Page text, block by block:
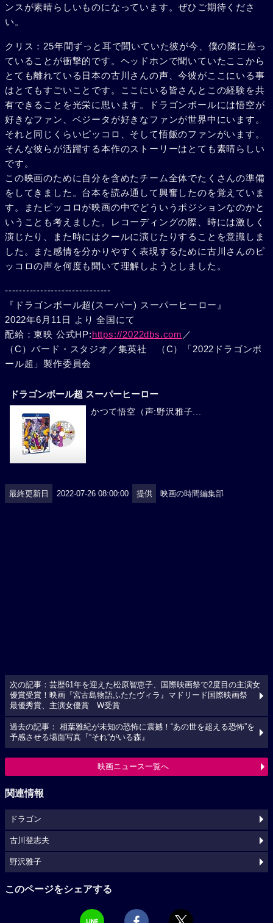
ンスが素晴らしいものになっています。ぜひご期待くださ
い。
クリス：25年間ずっと耳で聞いていた彼が今、僕の隣に座っ
ていることが衝撃的です。ヘッドホンで聞いていたここから
とても離れている日本の古川さんの声、今彼がここにいる事
はとてもすごいことです。ここにいる皆さんとこの経験を共
有できることを光栄に思います。ドラゴンボールには悟空が
好きなファン、ベジータが好きなファンが世界中にいます。
それと同じくらいピッコロ、そして悟飯のファンがいます。
そんな彼らが活躍する本作のストーリーはとても素晴らしい
です。
この映画のために自分を含めたチーム全体でたくさんの準備
をしてきました。台本を読み通して興奮したのを覚えていま
す。またピッコロが映画の中でどういうポジションなのかと
いうことも考えました。レコーディングの際、時には激しく
演じたり、また時にはクールに演じたりすることを意識しま
した。また感情を分かりやすく表現するために古川さんのピ
ッコロの声を何度も聞いて理解しようとしました。
------------------------------
『ドラゴンボール超(スーパー) スーパーヒーロー』
2022年6月11日 より 全国にて
配給：東映 公式HP:https://2022dbs.com ／
（C）バード・スタジオ／集英社 （C）「2022ドラゴンボ
ール超」製作委員会
ドラゴンボール超 スーパーヒーロー
かつて悟空（声:野沢雅子...
最終更新日 2022-07-26 08:00:00 提供 映画の時間編集部
次の記事：芸歴61年を迎えた松原智恵子、国際映画祭で2度目の主演女
優賞受賞！映画『宮古島物語ふたたヴィラ』マドリード国際映画祭
最優秀賞、主演女優賞 W受賞
過去の記事： 相葉雅紀が未知の恐怖に震撼！“あの世を超える恐怖”を
予感させる場面写真『“それ”がいる森』
映画ニュース一覧へ
関連情報
ドラゴン
古川登志夫
野沢雅子
このページをシェアする